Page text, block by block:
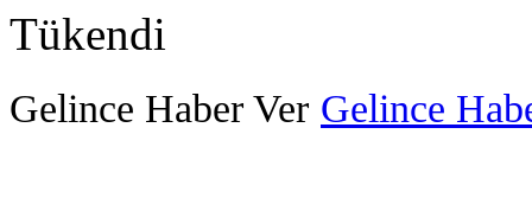
Tükendi
Gelince Haber Ver Gelince